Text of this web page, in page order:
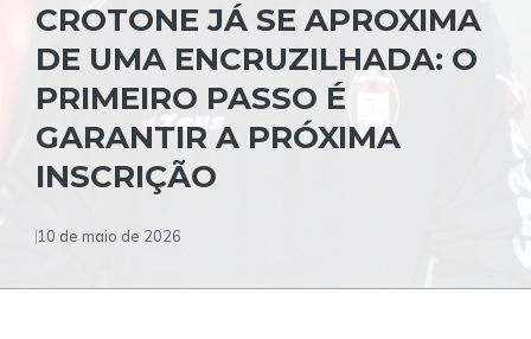
CROTONE JÁ SE APROXIMA
DE UMA ENCRUZILHADA: O
PRIMEIRO PASSO É
GARANTIR A PRÓXIMA
INSCRIÇÃO
10 de maio de 2026